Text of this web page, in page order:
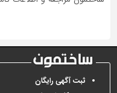
ثبت آگهی رایگان